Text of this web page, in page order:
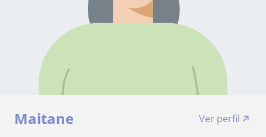
Maitane
Ver perfil